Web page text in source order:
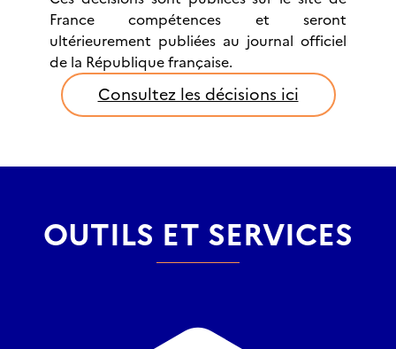
France compétences et seront
ultérieurement publiées au journal officiel
de la République française.
Consultez les décisions ici
OUTILS ET SERVICES